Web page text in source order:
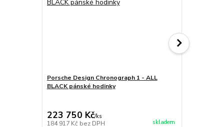
Porsche Design Chronograph 1 - ALL
BLACK pánské hodinky
223 750 Kč/ks
184 917 Kč bez DPH skladem